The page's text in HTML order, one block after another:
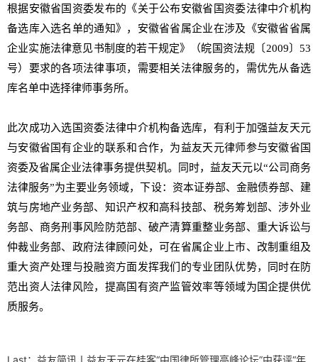
根据安徽省国资委发布的《关于公布安徽省国资委法律中介机构
备选库入选名单的通知》，安徽省省属企业在涉及《安徽省省属
企业实施法律意见书制度的若干规定》（皖国资法规〔2009〕53
号）要求的各项法律事项，需要相关法律服务的，需优先从备选
库名单中选择律师事务所。
此次成功入选国资委法律中介机构备选库，有利于加强益友天元
与安徽省国有企业的联系和合作，为益友天元律师参与安徽省国
资委及省属企业法律事务提供契机。同时， 益友天元以“公司商务
法律服务”为主要业务领域，下设：资本证券部、 金融债券部、 建
筑与房地产业务部、知识产权和高科技部、税务筹划部、涉外业
务部、 商务刑事风险防范部、 破产清算重整业务部、 重大诉讼与
仲裁业务部、 政府法律顾问处，可在省属企业上市、改制重组及
重大资产处理与投融资方面发挥我们的专业团队优势，同时在防
范出资人法律风险，提高国有资产监管效率等领域为国企提供优
质服务。
Last： 益友简讯丨益友天元在桂客“中国律所管理高峰论坛”中获评“年